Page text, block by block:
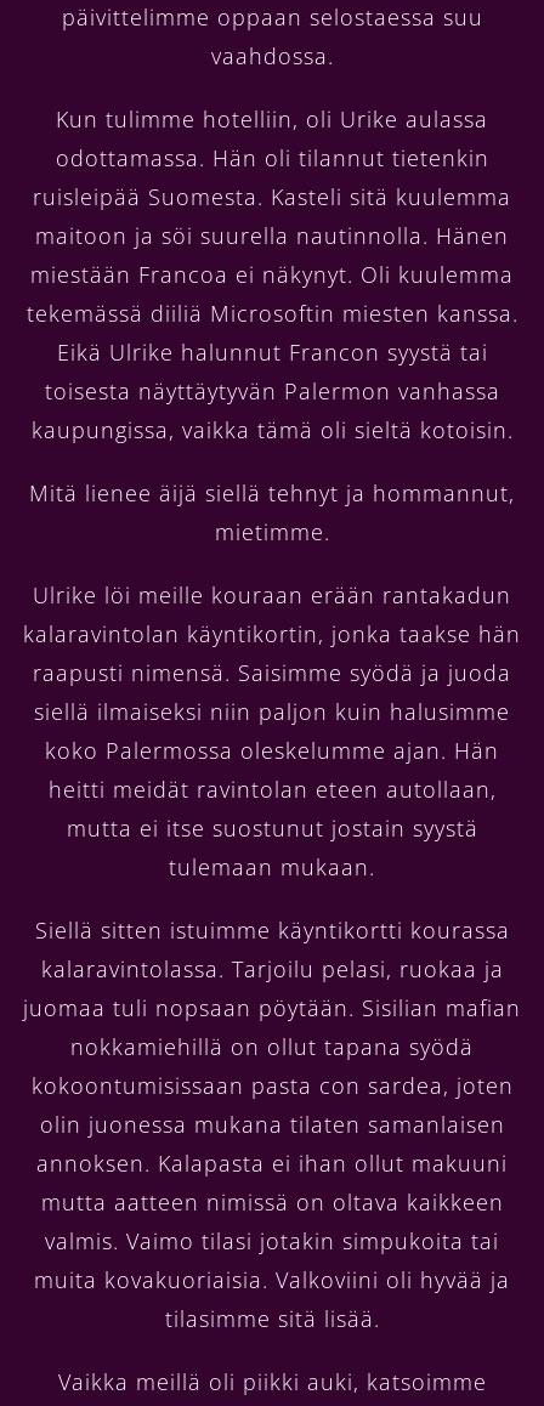
päivittelimme oppaan selostaessa suu
vaahdossa.
Kun tulimme hotelliin, oli Urike aulassa
odottamassa. Hän oli tilannut tietenkin
ruisleipää Suomesta. Kasteli sitä kuulemma
maitoon ja söi suurella nautinnolla. Hänen
miestään Francoa ei näkynyt. Oli kuulemma
tekemässä diiliä Microsoftin miesten kanssa.
Eikä Ulrike halunnut Francon syystä tai
toisesta näyttäytyvän Palermon vanhassa
kaupungissa, vaikka tämä oli sieltä kotoisin.
Mitä lienee äijä siellä tehnyt ja hommannut,
mietimme.
Ulrike löi meille kouraan erään rantakadun
kalaravintolan käyntikortin, jonka taakse hän
raapusti nimensä. Saisimme syödä ja juoda
siellä ilmaiseksi niin paljon kuin halusimme
koko Palermossa oleskelumme ajan. Hän
heitti meidät ravintolan eteen autollaan,
mutta ei itse suostunut jostain syystä
tulemaan mukaan.
Siellä sitten istuimme käyntikortti kourassa
kalaravintolassa. Tarjoilu pelasi, ruokaa ja
juomaa tuli nopsaan pöytään. Sisilian mafian
nokkamiehillä on ollut tapana syödä
kokoontumisissaan pasta con sardea, joten
olin juonessa mukana tilaten samanlaisen
annoksen. Kalapasta ei ihan ollut makuuni
mutta aatteen nimissä on oltava kaikkeen
valmis. Vaimo tilasi jotakin simpukoita tai
muita kovakuoriaisia. Valkoviini oli hyvää ja
tilasimme sitä lisää.
Vaikka meillä oli piikki auki, katsoimme